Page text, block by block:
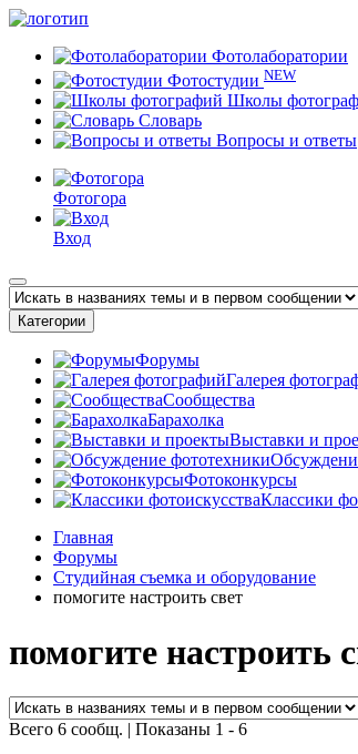
Фотолаборатории
Фотостудии NEW
Школы
Словарь
Вопросы и ответы
Фотогора
Вход
Категории
Форумы
Галерея
Сообщества
Барахолка
Выставки и
Фотоконкурсы
Классики
Главная
Форумы
Студийная съемка и оборудование
помогите настроить свет
помогите настроить
Всего 6 сообщ. | Показаны 1 - 6